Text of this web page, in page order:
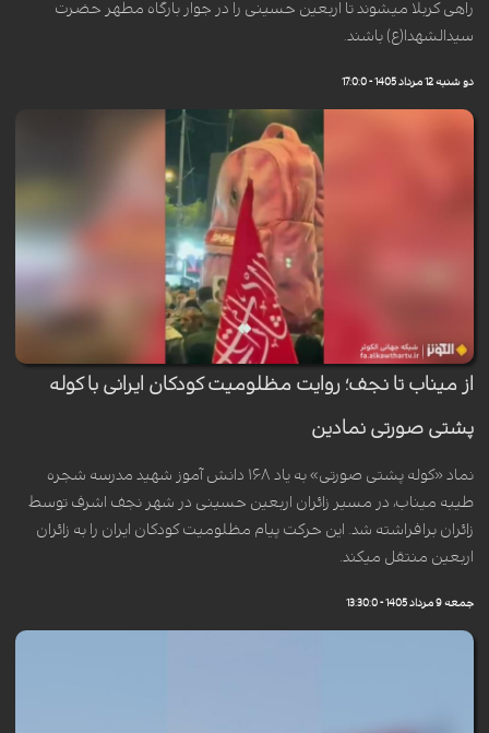
راهی کربلا میشوند تا اربعین حسینی را در جوار بارگاه مطهر حضرت
سیدالشهدا(ع) باشند.
دو شنبه 12 مرداد 1405 - 17:0:0
از میناب تا نجف؛ روایت مظلومیت کودکان ایرانی با کوله
پشتی صورتی نمادین
نماد «کوله پشتی صورتی» به یاد ۱۶۸ دانش آموز شهید مدرسه شجره
طیبه میناب، در مسیر زائران اربعین حسینی در شهر نجف اشرف توسط
زائران برافراشته شد. این حرکت پیام مظلومیت کودکان ایران را به زائران
اربعین منتقل میکند.
جمعه 9 مرداد 1405 - 13:30:0